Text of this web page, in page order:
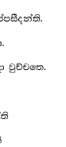
වුච්චතෙ.